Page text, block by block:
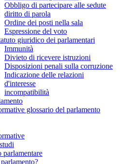
Obbligo di partecipare alle sedute
diritto di parola
Ordine dei posti nella sala
Espressione del voto
giuridico dei parlamentari
Immunità
Divieto di ricevere istruzioni
Disposizioni penali sulla corruzione
Indicazione delle relazioni
d'interesse
incompatibilità
glossario del parlamento
parlamentare